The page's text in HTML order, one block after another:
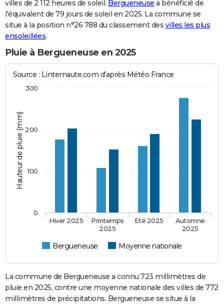
villes de 2 112 heures de soleil. Bergueneuse a bénéficié de
l'équivalent de 79 jours de soleil en 2025. La commune se
situe à la position n°26 788 du classement des villes les plus
ensoleillées.
Pluie à Bergueneuse en 2025
Hauteur de pluie (mm)
Source : Linternaute.com d'après Météo France
Bergueneuse Moyenne nationale
Hiver 2025
Printemps
2025
Eté 2025
Automne
2025
0
100
200
300
La commune de Bergueneuse a connu 723 millimètres de
pluie en 2025, contre une moyenne nationale des villes de 772
millimètres de précipitations. Bergueneuse se situe à la